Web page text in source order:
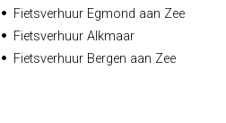
Fietsverhuur Egmond aan Zee
Fietsverhuur Alkmaar
Fietsverhuur Bergen aan Zee